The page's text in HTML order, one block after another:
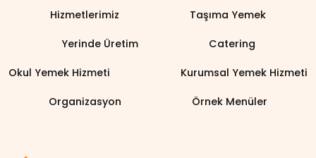
Hizmetlerimiz Taşıma Yemek
Yerinde Üretim Catering
Okul Yemek Hizmeti Kurumsal Yemek Hizmeti
Organizasyon Örnek Menüler